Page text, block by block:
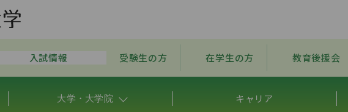
入試情報 受験生の方 在学生の方 教育後援会
大学・大学院 キャリア